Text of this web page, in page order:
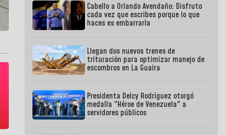
Cabello a Orlando Avendaño: Disfruto
cada vez que escribes porque lo que
haces es embarrarla
Llegan dos nuevos trenes de
trituración para optimizar manejo de
escombros en La Guaira
Presidenta Delcy Rodríguez otorgó
medalla "Héroe de Venezuela" a
servidores públicos